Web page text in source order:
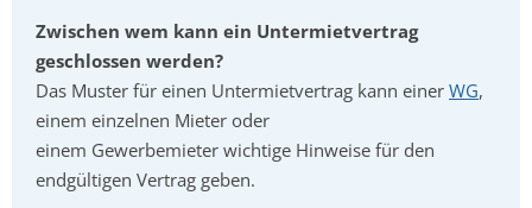
Zwischen wem kann ein Untermietvertrag
geschlossen werden?
Das Muster für einen Untermietvertrag kann einer WG,
einem einzelnen Mieter oder
einem Gewerbemieter wichtige Hinweise für den
endgültigen Vertrag geben.